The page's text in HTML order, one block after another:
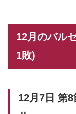
12月のバル
1敗)
12月7日 第